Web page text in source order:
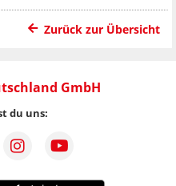
Zurück zur Übersicht
GmbH
du uns: